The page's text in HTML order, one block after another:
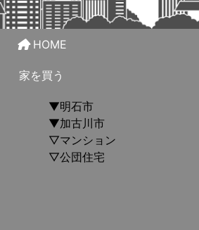
HOME
家を買う
▼明石市
▼加古川市
▽マンション
▽公団住宅